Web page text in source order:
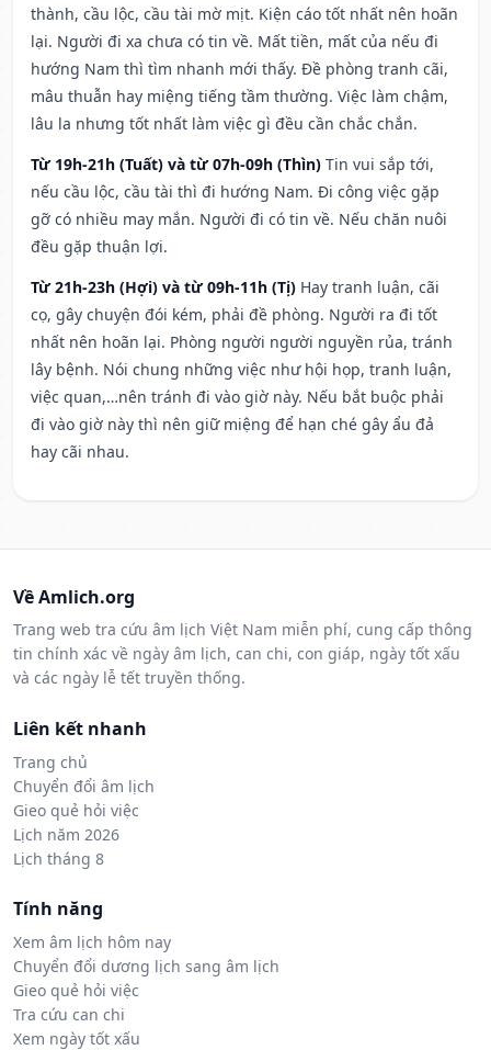
thành, cầu lộc, cầu tài mờ mịt. Kiện cáo tốt nhất nên hoãn
lại. Người đi xa chưa có tin về. Mất tiền, mất của nếu đi
hướng Nam thì tìm nhanh mới thấy. Đề phòng tranh cãi,
mâu thuẫn hay miệng tiếng tầm thường. Việc làm chậm,
lâu la nhưng tốt nhất làm việc gì đều cần chắc chắn.
Từ 19h-21h (Tuất) và từ 07h-09h (Thìn) Tin vui sắp tới,
nếu cầu lộc, cầu tài thì đi hướng Nam. Đi công việc gặp
gỡ có nhiều may mắn. Người đi có tin về. Nếu chăn nuôi
đều gặp thuận lợi.
Từ 21h-23h (Hợi) và từ 09h-11h (Tị) Hay tranh luận, cãi
cọ, gây chuyện đói kém, phải đề phòng. Người ra đi tốt
nhất nên hoãn lại. Phòng người người nguyền rủa, tránh
lây bệnh. Nói chung những việc như hội họp, tranh luận,
việc quan,…nên tránh đi vào giờ này. Nếu bắt buộc phải
đi vào giờ này thì nên giữ miệng để hạn ché gây ẩu đả
hay cãi nhau.
Về Amlich.org
Trang web tra cứu âm lịch Việt Nam miễn phí, cung cấp thông
tin chính xác về ngày âm lịch, can chi, con giáp, ngày tốt xấu
và các ngày lễ tết truyền thống.
Liên kết nhanh
Trang chủ
Chuyển đổi âm lịch
Gieo quẻ hỏi việc
Lịch năm 2026
Lịch tháng 8
Tính năng
Xem âm lịch hôm nay
Chuyển đổi dương lịch sang âm lịch
Gieo quẻ hỏi việc
Tra cứu can chi
Xem ngày tốt xấu